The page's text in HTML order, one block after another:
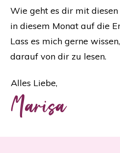
Wie geht es dir mit
in diesem Monat auf die
Lass es mich gerne
darauf von dir zu lesen.
Alles Liebe,
Marisa